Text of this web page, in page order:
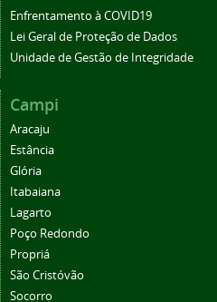
Enfrentamento à COVID19
Lei Geral de Proteção de Dados
Unidade de Gestão de Integridade
Campi
Aracaju
Estância
Glória
Itabaiana
Lagarto
Poço Redondo
Propriá
São Cristóvão
Socorro